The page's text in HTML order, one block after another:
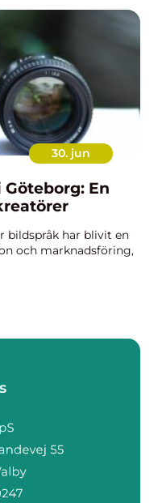
30. jun
En
bildspråk har blivit en
och marknadsföring,